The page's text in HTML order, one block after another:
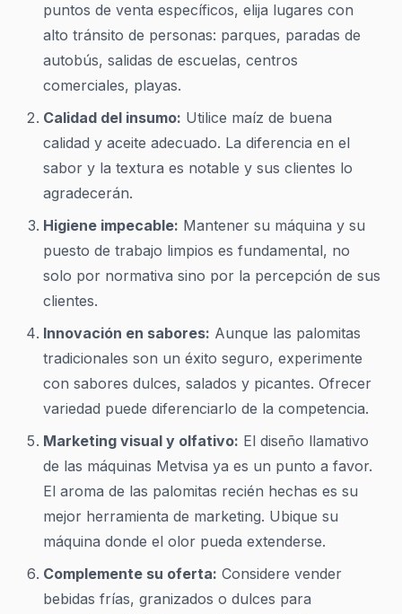
puntos de venta específicos, elija lugares con
alto tránsito de personas: parques, paradas de
autobús, salidas de escuelas, centros
comerciales, playas.
Calidad del insumo: Utilice maíz de buena
calidad y aceite adecuado. La diferencia en el
sabor y la textura es notable y sus clientes lo
agradecerán.
Higiene impecable: Mantener su máquina y su
puesto de trabajo limpios es fundamental, no
solo por normativa sino por la percepción de sus
clientes.
Innovación en sabores: Aunque las palomitas
tradicionales son un éxito seguro, experimente
con sabores dulces, salados y picantes. Ofrecer
variedad puede diferenciarlo de la competencia.
Marketing visual y olfativo: El diseño llamativo
de las máquinas Metvisa ya es un punto a favor.
El aroma de las palomitas recién hechas es su
mejor herramienta de marketing. Ubique su
máquina donde el olor pueda extenderse.
Complemente su oferta: Considere vender
bebidas frías, granizados o dulces para